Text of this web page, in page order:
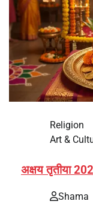
Religion
Art &
अक्षय तृतीया
Shama